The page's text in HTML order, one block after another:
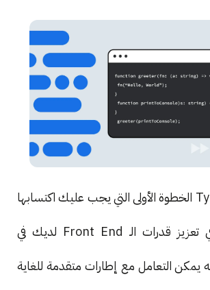
يعتبر الـ Typescript الخطوة الأولى التي يجب عليك اكتسابها
إن كنت ترغب في تعزيز قدرات الـ Front End لديك في
يمكن التعامل مع إطارات متقدمة للغاية